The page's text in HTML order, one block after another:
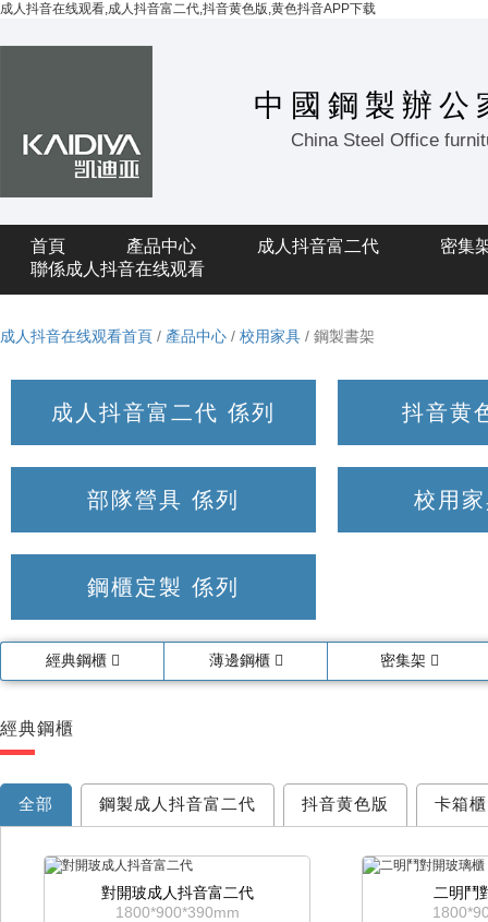
成人抖音在线观看,成人抖音富二代,抖音黄色版,黄色抖音APP下载
中國鋼製辦公
China Steel Office
首頁 產品中心 成人抖音富二代
密集
聯係成人抖音在线观看
成人抖音在线观看首頁 / 產品中心 / 校用家具 / 鋼製書架
成人抖音富二代 係列 抖音黄
部隊營具 係列 校用
鋼櫃定製 係列
經典鋼櫃 薄邊鋼櫃 密集架
經典鋼櫃
全部 鋼製成人抖音富二代 抖音黄色版 卡箱櫃
對開玻成人抖音富二代
1800*900*390mm
二明鬥